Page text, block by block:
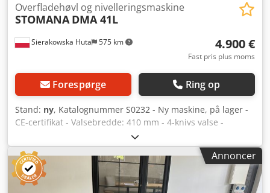
Sierakowska Huta 575 km
Overfladehøvl og nivelleringsmaskine
STOMANA DMA 41L
4.900 €
Fast pris plus moms
Forespørge Ring op
Stand: ny, Katalognummer S0232 - Ny maskine, på lager -
CE-certifikat - Valsebredde: 410 mm - 4-knivs valse -
Knivvalse beskyttet Ø 125 mm - Høvleknive 410x35x3 mm -
Høvledybde: 8 mm - Omdrejninger: 4700 omdr./min -
Motor: 4,0 kW - Strømforsyning: 3x400V - Bordlængde: 2650
mm - Indføringsbord: 1500 mm - Udføringsbord: 1100 mm
- Hældningsanslag 0°-45° 1500x155 mm - Udsugningsstut
Annoncer